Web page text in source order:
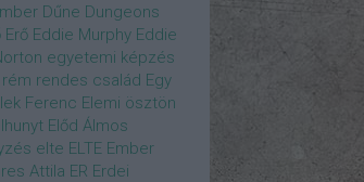
Dűne Dungeons
Erő Eddie Murphy Eddie
egyetemi képzés
rém rendes család Egy
Ferenc Elemi ösztön
Előd Álmos
elte ELTE Ember
Attila ER Erdei